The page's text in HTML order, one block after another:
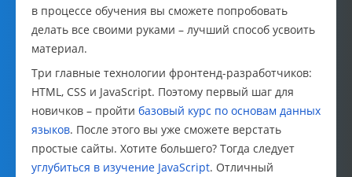
в процессе обучения вы сможете попробовать
делать все своими руками – лучший способ усвоить
материал.
Три главные технологии фронтенд-разработчиков:
HTML, CSS и JavaScript. Поэтому первый шаг для
новичков – пройти базовый курс по основам данных
языков. После этого вы уже сможете верстать
простые сайты. Хотите большего? Тогда следует
углубиться в изучение JavaScript. Отличный